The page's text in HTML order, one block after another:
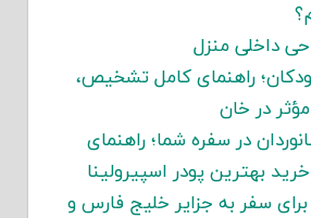
داخلی منزل
راهنمای کامل تشخیص،
در خان
در سفره شما؛ راهنمای
بهترین پودر اسپیرولینا
سفر به جزایر خلیج فارس و